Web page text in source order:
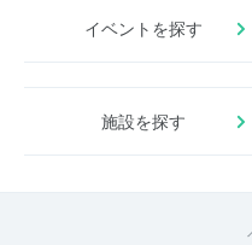
イベントを探す
施設を探す